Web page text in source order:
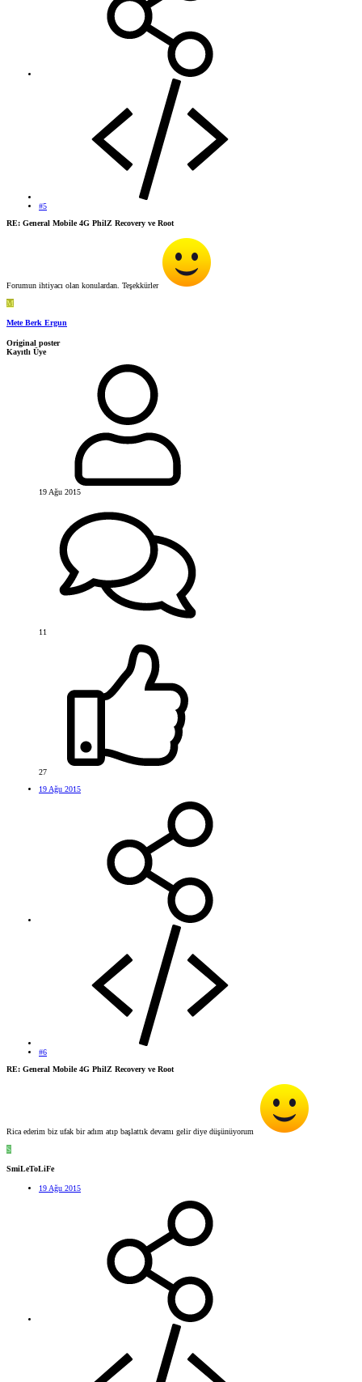
#5
RE: General Mobile 4G PhilZ Recovery ve Root
Forumun ihtiyacı olan konulardan. Teşekkürler
M
Mete Berk Ergun
Original poster
Kayıtlı Üye
19 Ağu 2015
11
27
19 Ağu 2015
#6
RE: General Mobile 4G PhilZ Recovery ve Root
Rica ederim biz ufak bir adım atıp başlattık devamı gelir diye düşünüyorum
S
SmiLeToLiFe
19 Ağu 2015